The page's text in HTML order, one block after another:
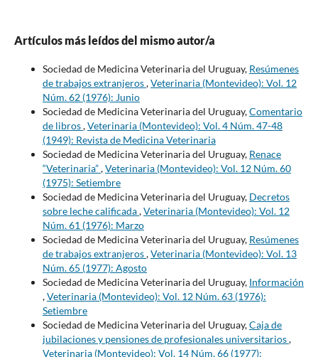
Artículos más leídos del mismo autor/a
Sociedad de Medicina Veterinaria del Uruguay, Resúmenes
de trabajos extranjeros,Veterinaria (Montevideo): Vol. 12
Núm. 62 (1976): Junio
Sociedad de Medicina Veterinaria del Uruguay,Comentario
de libros,Veterinaria (Montevideo): Vol. 4 Núm. 47-48
(1949): Revista de Medicina Veterinaria
Sociedad de Medicina Veterinaria del Uruguay, Renace
“Veterinaria”,Veterinaria (Montevideo): Vol. 12 Núm. 60
(1975): Setiembre
Sociedad de Medicina Veterinaria del Uruguay, Decretos
sobre leche calificada,Veterinaria (Montevideo): Vol. 12
Núm. 61 (1976): Marzo
Sociedad de Medicina Veterinaria del Uruguay, Resúmenes
de trabajos extranjeros,Veterinaria (Montevideo): Vol. 13
Núm. 65 (1977): Agosto
Sociedad de Medicina Veterinaria del Uruguay, Información
,Veterinaria (Montevideo): Vol. 12 Núm. 63 (1976):
Setiembre
Sociedad de Medicina Veterinaria del Uruguay,Caja de
jubilaciones y pensiones de profesionales universitarios,
Veterinaria (Montevideo): Vol. 14 Núm. 66 (1977):